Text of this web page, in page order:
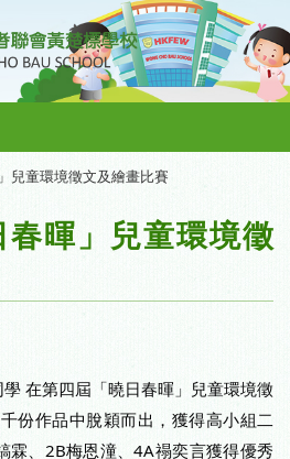
兒童環境徵文及繪畫比賽
暉」兒童環境徵
在第四屆「曉日春暉」兒童環境徵
份作品中脫穎而出，獲得高小組二
霖、2B梅恩潼、4A禢奕言獲得優秀